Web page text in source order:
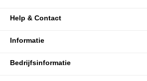
Help & Contact
Informatie
Bedrijfsinformatie